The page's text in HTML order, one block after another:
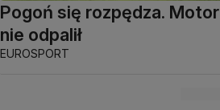
Pogoń się rozpędza.
nie odpalił
EUROSPORT